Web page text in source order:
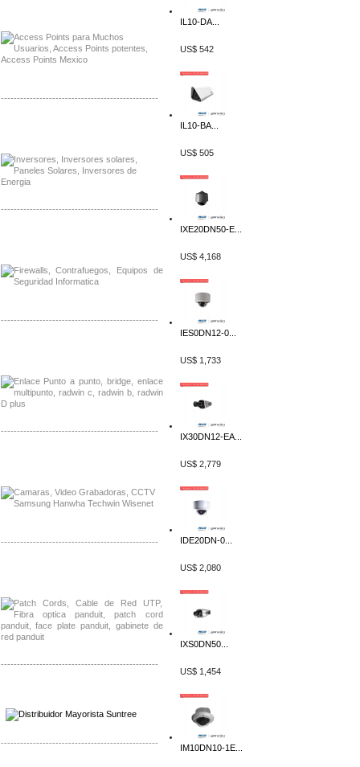
-------------------------------------------------
-------------------------------------------------
-------------------------------------------------
-------------------------------------------------
-------------------------------------------------
-------------------------------------------------
-------------------------------------------------
IL10-DA...
US$ 542
IL10-BA...
US$ 505
IXE20DN50-E...
US$ 4,168
IES0DN12-0...
US$ 1,733
IX30DN12-EA...
US$ 2,779
IDE20DN-0...
US$ 2,080
IXS0DN50...
US$ 1,454
IM10DN10-1E...